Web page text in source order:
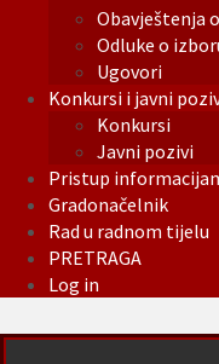
Obavještenja
Odluke o
Ugovori
Konkursi i javni
Konkursi
Javni pozivi
Pristup
Gradonačelnik
Rad u radnom tijelu
PRETRAGA
Log in